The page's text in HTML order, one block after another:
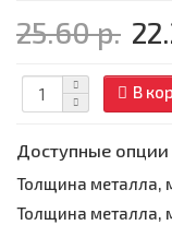
25.60 р.
В
Доступные опции
Толщина металла,
Толщина металла,